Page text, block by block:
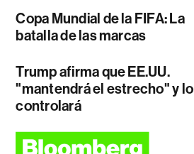
Copa Mundial de la FIFA: La
batalla de las marcas
Trump afirma que EE.UU.
"mantendrá el estrecho" y lo
controlará